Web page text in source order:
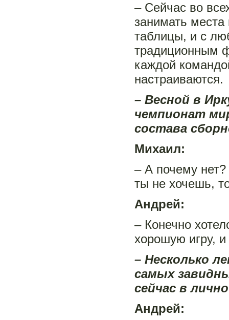
– Сейчас во
занимать
таблицы, и с
традиционным
каждой
настраиваются.
– Весной в
чемпионат
состава
Михаил:
– А почему
ты не хочешь,
Андрей:
– Конечно
хорошую игру,
– Несколько
самых
сейчас в
Андрей: